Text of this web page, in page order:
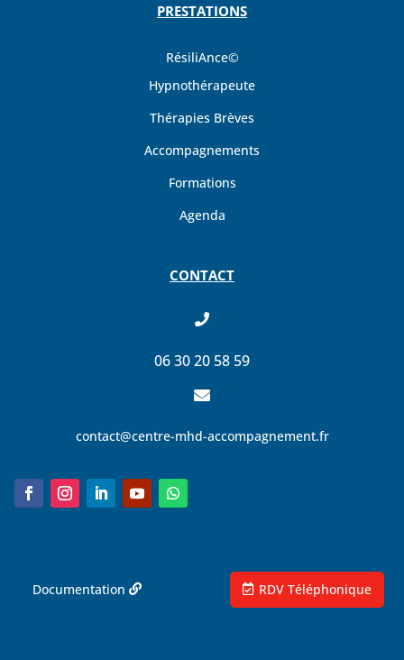
PRESTATIONS
RésiliAnce©
Hypnothérapeute
Thérapies Brèves
Accompagnements
Formations
Agenda
CONTACT

06 30 20 58 59

contact@centre-mhd-accompagnement.fr
Documentation RDV Téléphonique